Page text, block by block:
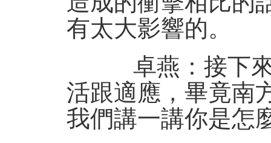
有太大影響的。
卓燕：接下來
活跟適應，畢竟南
我們講一講你是怎